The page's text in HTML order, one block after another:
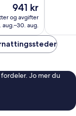
Prisen
941 kr
941 kr
og avgifter
aug.–30. aug.
Jo mer du